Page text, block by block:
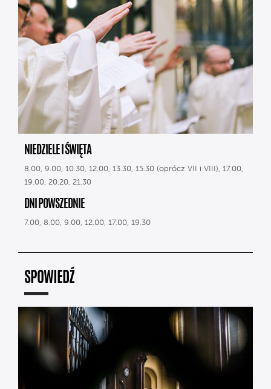
NIEDZIELE I ŚWIĘTA
8.00, 9.00, 10.30, 12.00, 13.30, 15.30 (oprócz VII i VIII), 17.00,
19.00, 20.20, 21.30
DNI POWSZEDNIE
7.00, 8.00, 9.00, 12.00, 17.00, 19.30
SPOWIEDŹ